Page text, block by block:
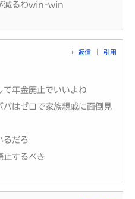
減るわwin-win
返信 引用
て年金廃止でいいよね
はゼロで家族親戚に面倒見
るだろ
止するべき